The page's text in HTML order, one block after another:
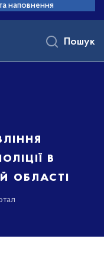
наповнення
в
області
Пошук